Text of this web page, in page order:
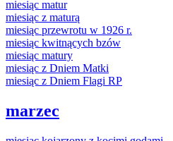
miesiąc matur
miesiąc z maturą
miesiąc przewrotu w 1926 r.
miesiąc kwitnących bzów
miesiąc matury
miesiąc z Dniem Matki
miesiąc z Dniem Flagi RP
marzec